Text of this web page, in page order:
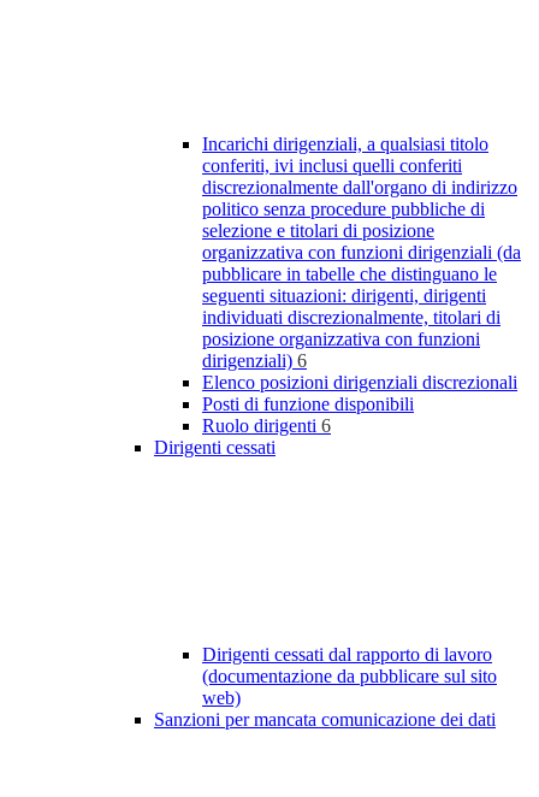
Incarichi dirigenziali, a qualsiasi titolo
conferiti, ivi inclusi quelli conferiti
discrezionalmente dall'organo di indirizzo
politico senza procedure pubbliche di
selezione e titolari di posizione
organizzativa con funzioni dirigenziali (da
pubblicare in tabelle che distinguano le
seguenti situazioni: dirigenti, dirigenti
individuati discrezionalmente, titolari di
posizione organizzativa con funzioni
dirigenziali) 6
Elenco posizioni dirigenziali discrezionali
Posti di funzione disponibili
Ruolo dirigenti 6
Dirigenti cessati
Dirigenti cessati dal rapporto di lavoro
(documentazione da pubblicare sul sito
web)
Sanzioni per mancata comunicazione dei dati